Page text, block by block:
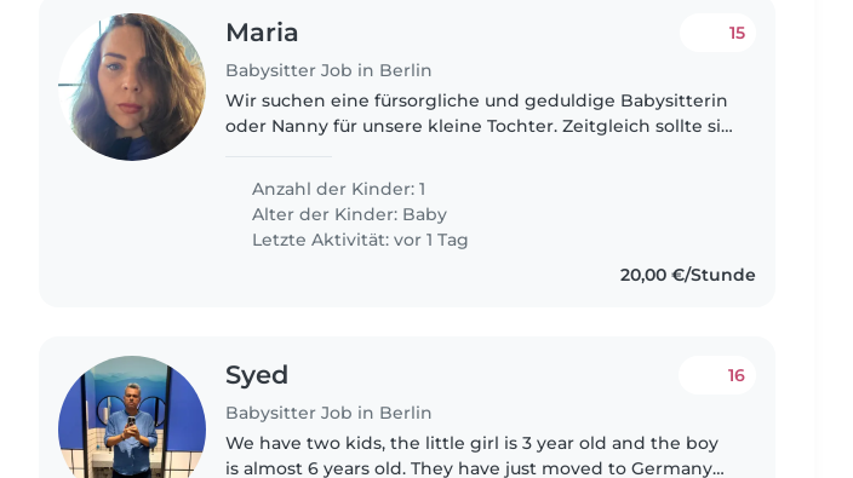
Maria
Babysitter Job in Berlin
15
Wir suchen eine fürsorgliche und geduldige Babysitterin
oder Nanny für unsere kleine Tochter. Zeitgleich sollte sie
in Deutsch,..
Anzahl der Kinder: 1
Alter der Kinder: Baby
Letzte Aktivität: vor 1 Tag
20,00 €/Stunde
Syed
Babysitter Job in Berlin
16
We have two kids, the little girl is 3 year old and the boy
is almost 6 years old. They have just moved to Germany